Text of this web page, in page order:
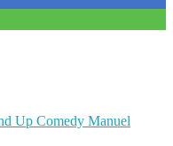
Up Comedy Manuel